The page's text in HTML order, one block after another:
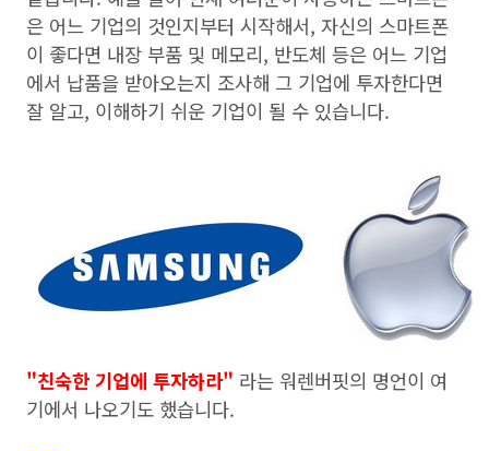
은 어느 기업의 것인지부터 시작해서, 자신의 스마트폰
이 좋다면 내장 부품 및 메모리, 반도체 등은 어느 기업
에서 납품을 받아오는지 조사해 그 기업에 투자한다면
잘 알고, 이해하기 쉬운 기업이 될 수 있습니다.
"친숙한 기업에 투자하라" 라는 워렌버핏의 명언이 여
기에서 나오기도 했습니다.